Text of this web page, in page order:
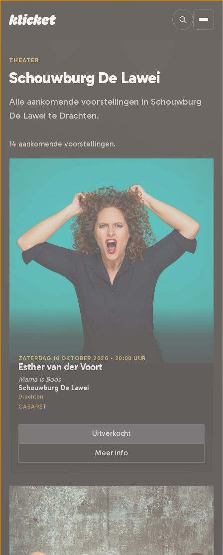
THEATER
Schouwburg De Lawei
Alle aankomende voorstellingen in Schouwburg
De Lawei te Drachten.
14 aankomende voorstellingen.
ZATERDAG 10 OKTOBER 2026 • 20:00 UUR
Esther van der Voort
Mama is Boos
Schouwburg De Lawei
Drachten
CABARET
Uitverkocht
Meer info